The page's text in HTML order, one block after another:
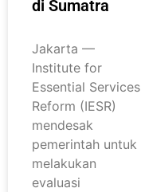
di Sumatra
Jakarta —
Institute for
Essential Services
Reform (IESR)
mendesak
pemerintah untuk
melakukan
evaluasi